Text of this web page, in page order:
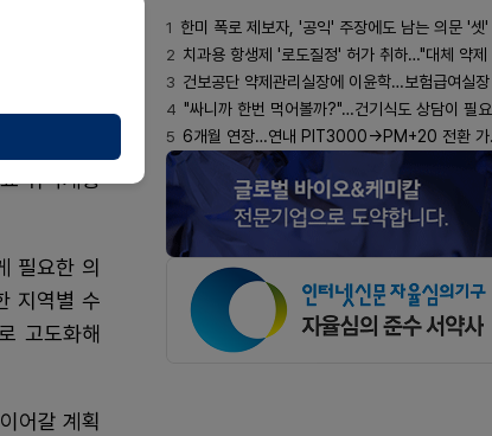
원 규모
의료 소
취약계층
필요한 의
지역별 수
고도화해
어갈 계획
1 한미 폭로 제보자, '공익' 주장에도 남는 의문 '셋'
2 치과용 항생제 '로도질정' 허가 취하…"대체 약제 충분"
3 건보공단 약제관리실장에 이윤학…보험급여실장 윤유경
4 "싸니까 한번 먹어볼까?"…건기식도 상담이 필요한 이유
5 6개월 연장…연내 PIT3000→PM+20 전환 가능할까